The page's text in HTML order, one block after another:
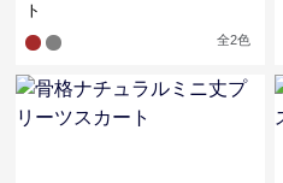
ト
全2色